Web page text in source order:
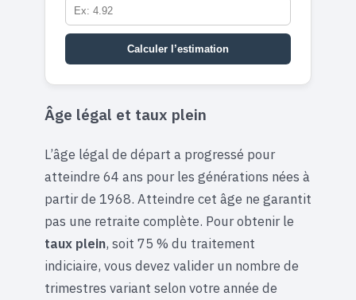
Calculer l’estimation
Âge légal et taux plein
L’âge légal de départ a progressé pour
atteindre 64 ans pour les générations nées à
partir de 1968. Atteindre cet âge ne garantit
pas une retraite complète. Pour obtenir le
taux plein, soit 75 % du traitement
indiciaire, vous devez valider un nombre de
trimestres variant selon votre année de